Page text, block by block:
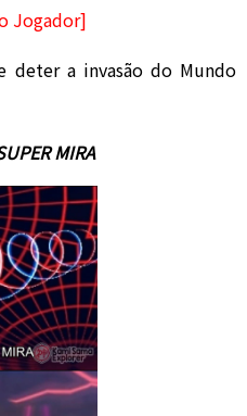
Jogador]
deter a invasão do Mundo
MIRA